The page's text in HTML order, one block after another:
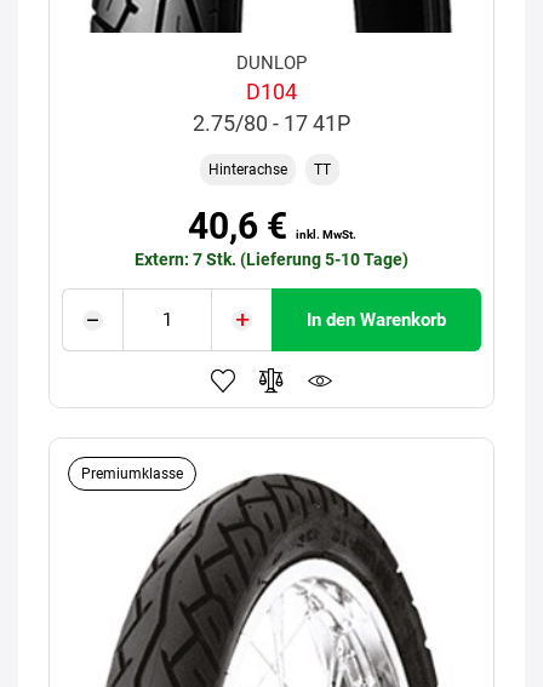
DUNLOP
D104
2.75/80 - 17 41P
Hinterachse TT
40,6 € inkl. MwSt.
Extern: 7 Stk. (Lieferung 5-10 Tage)
In den Warenkorb
Premiumklasse